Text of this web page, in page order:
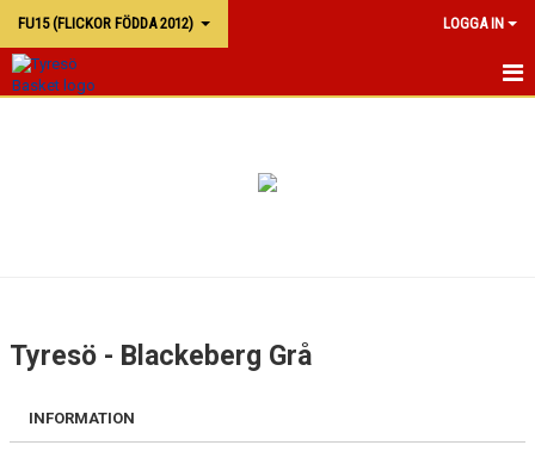
FU15 (FLICKOR FÖDDA 2012) LOGGA IN
Tyresö - Blackeberg Grå
INFORMATION